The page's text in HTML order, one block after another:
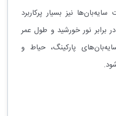
نیز بسیار پرکاربرد
برابر نور خورشید و طول عمر
پارکینگ، حیاط و